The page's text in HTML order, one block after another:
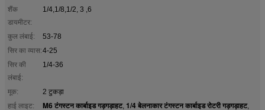
शैंक
डायमीटर:
1/4,1/8,1/2, 3 ,6
कुल लंबाई:
53-78
सिर का व्यास:4-25
सिर की
लंबाई:
1/4-36
मूक:
2 टुकड़ा
हाई लाइट:
M6 टंगस्टन कार्बाइड गड़गड़ाहट, 1/4 बेलनाकार टंगस्टन कार्बाइड रोटरी गड़गड़ाहट,